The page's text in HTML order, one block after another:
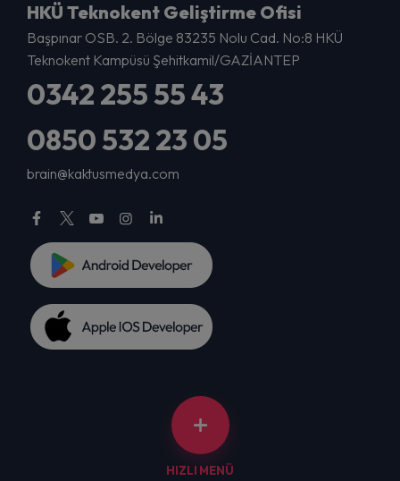
HKÜ Teknokent Geliştirme Ofisi
Başpınar OSB. 2. Bölge 83235 Nolu Cad. No:8 HKÜ
Teknokent Kampüsü Şehitkamil/GAZİANTEP
0342 255 55 43
0850 532 23 05
brain@kaktusmedya.com
HIZLI MENÜ